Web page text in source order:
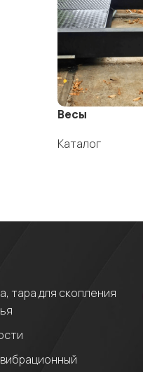
Весы
Каталог
тара для скопления